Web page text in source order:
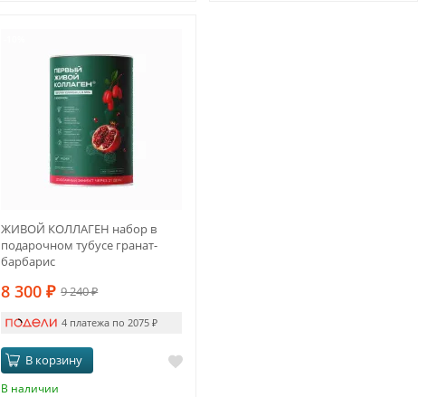
ЖИВОЙ КОЛЛАГЕН набор в
подарочном тубусе гранат-
барбарис
8 300₽ 9 240₽
4 платежа по 2075 ₽
В корзину
В наличии